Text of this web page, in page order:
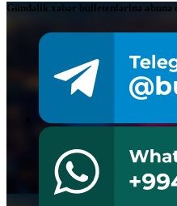
Gündəlik xəbər bülletenlərinə abunə